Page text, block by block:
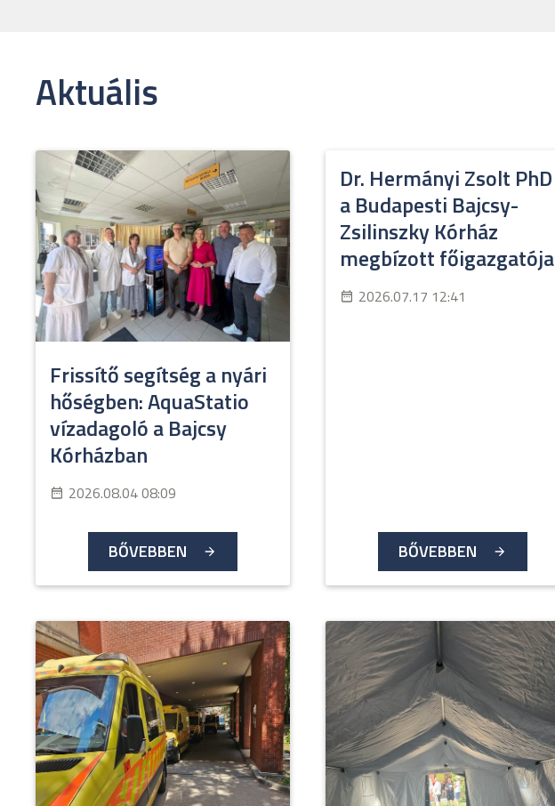
Aktuális
Frissítő segítség a nyári
hőségben: AquaStatio
vízadagoló a Bajcsy
Kórházban
2026.08.04 08:09
BŐVEBBEN
Dr. Hermányi Zsolt PhD
a Budapesti Bajcsy-
Zsilinszky Kórház
megbízott főigazgatója
2026.07.17 12:41
BŐVEBBEN